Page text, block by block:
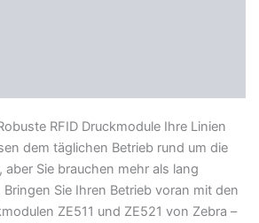
RFID Druckmodule Ihre Linien
dem täglichen Betrieb rund um die
Sie brauchen mehr als lang
Sie Ihren Betrieb voran mit den
ZE511 und ZE521 von Zebra –